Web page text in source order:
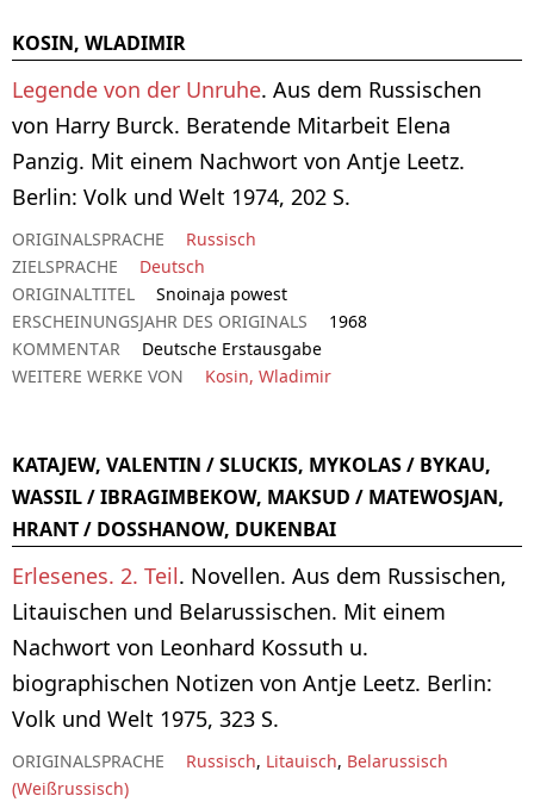
KOSIN, WLADIMIR
Legende von der Unruhe. Aus dem Russischen
von Harry Burck. Beratende Mitarbeit Elena
Panzig. Mit einem Nachwort von Antje Leetz.
Berlin: Volk und Welt 1974, 202 S.
ORIGINALSPRACHE
Russisch
ZIELSPRACHE
Deutsch
ORIGINALTITEL
Snoinaja powest
ERSCHEINUNGSJAHR DES ORIGINALS
1968
KOMMENTAR
Deutsche Erstausgabe
WEITERE WERKE VON
Kosin, Wladimir
KATAJEW, VALENTIN / SLUCKIS, MYKOLAS / BYKAU,
WASSIL / IBRAGIMBEKOW, MAKSUD / MATEWOSJAN,
HRANT / DOSSHANOW, DUKENBAI
Erlesenes. 2. Teil. Novellen. Aus dem Russischen,
Litauischen und Belarussischen. Mit einem
Nachwort von Leonhard Kossuth u.
biographischen Notizen von Antje Leetz. Berlin:
Volk und Welt 1975, 323 S.
ORIGINALSPRACHE Russisch, Litauisch, Belarussisch
(Weißrussisch)